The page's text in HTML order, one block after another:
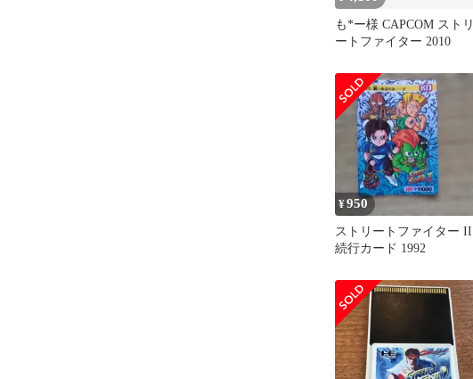
も*ー様 CAPCOM ストリ
ートファイター 2010
¥950
ストリートファイター II
続行カード 1992